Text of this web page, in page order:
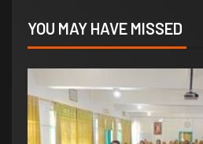
YOU MAY HAVE MISSED